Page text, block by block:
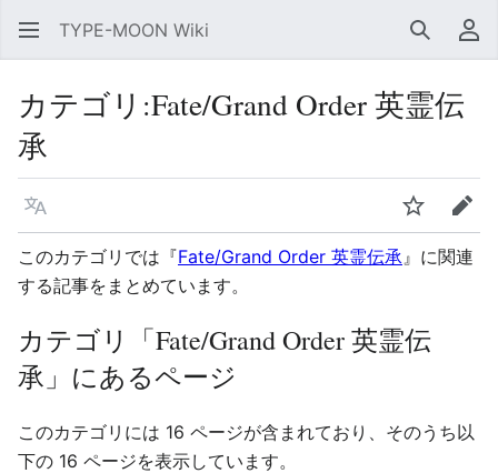
TYPE-MOON Wiki 検索 利
カテゴリ :Fate/Grand Order 英霊伝
承
言語 ウォッチ編集
このカテゴリでは『Fate/Grand Order 英霊伝承』に関連
する記事をまとめています。
カテゴリ「Fate/Grand Order 英霊伝
承」にあるページ
このカテゴリには 16 ページが含まれており、そのうち以
下の 16 ページを表示しています。